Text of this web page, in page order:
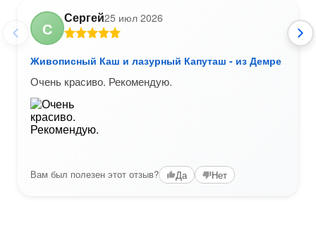
С
Сергей25 июл 2026
Живописный Каш и лазурный Капуташ - из Демре
Очень красиво. Рекомендую.
Вам был полезен этот отзыв? Да Нет